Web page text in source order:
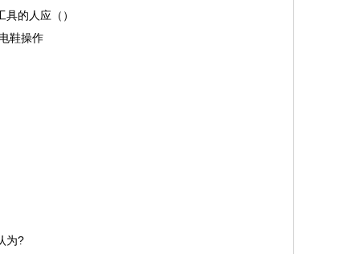
的人应（）
鞋操作
为?